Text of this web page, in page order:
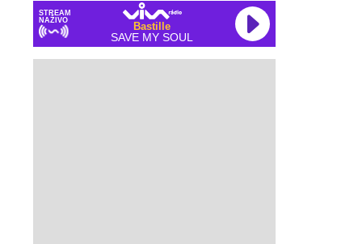
STREAM
NAŽIVO
Bastille
SAVE MY SOUL